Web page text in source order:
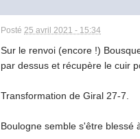
Posté25 avril 2021 - 15:34
Sur le renvoi (encore !)
par dessus et récupère le cuir
Transformation de Giral 27-7.
Boulogne semble s'être blessé